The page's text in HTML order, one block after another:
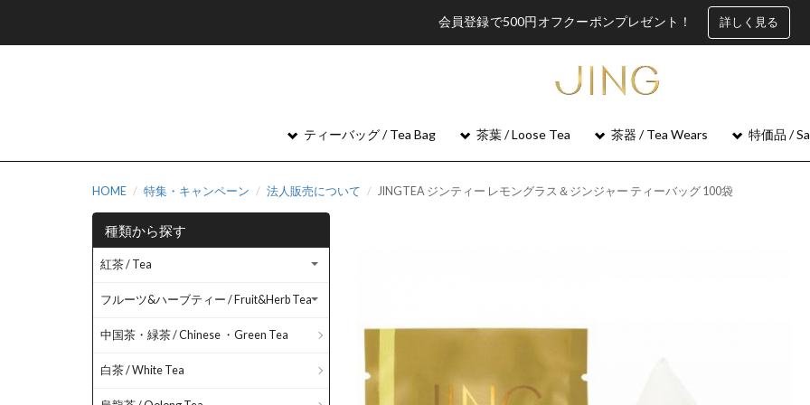
会員登録で500円オフクーポンプレゼント！ 詳しく見る
ティーバッグ / Tea Bag 茶葉 / Loose Tea 茶器 / Tea Wears 特価品 /
HOME 特集・キャンペーン 法人販売について JINGTEA ジンティー レモングラス＆ジンジャー ティーバッグ 100袋
種類から探す
紅茶 / Tea
フルーツ&ハーブティー / Fruit&Herb Tea
中国茶・緑茶 / Chinese ・Green Tea
白茶 / White Tea